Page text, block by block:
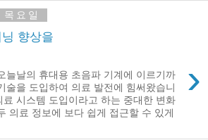
요일
향상을
›
늘날의 휴대용 초음파 기계에 이르기까
술을 도입하여 의료 발전에 힘써왔습니
시스템 도입이라고 하는 중대한 변화
의료 정보에 보다 쉽게 접근할 수 있게